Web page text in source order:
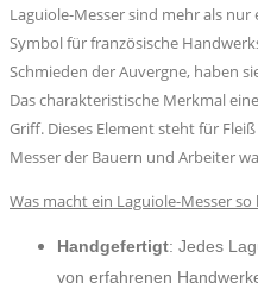
Laguiole-Messer sind mehr als nur
Symbol für französische
Schmieden der Auvergne, haben
Das charakteristische Merkmal
Griff. Dieses Element steht für
Messer der Bauern und Arbeiter
Was macht ein Laguiole-Messer so
Handgefertigt: Jedes
von erfahrenen